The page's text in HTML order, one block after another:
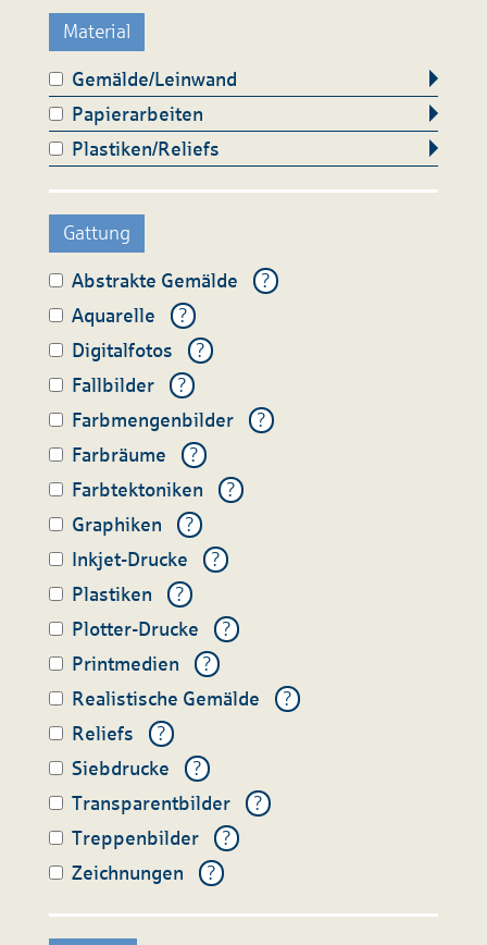
Material
Gemälde/Leinwand
Papierarbeiten
Plastiken/Reliefs
Gattung
Abstrakte Gemälde
?
Aquarelle
?
Digitalfotos
?
Fallbilder
?
Farbmengenbilder
?
Farbräume
?
Farbtektoniken
?
Graphiken
?
Inkjet-Drucke
?
Plastiken
?
Plotter-Drucke
?
Printmedien
?
Realistische Gemälde
?
Reliefs
?
Siebdrucke
?
Transparentbilder
?
Treppenbilder
?
Zeichnungen
?